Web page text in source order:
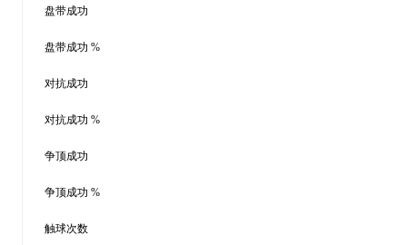
盘带成功
盘带成功 %
对抗成功
对抗成功 %
争顶成功
争顶成功 %
触球次数